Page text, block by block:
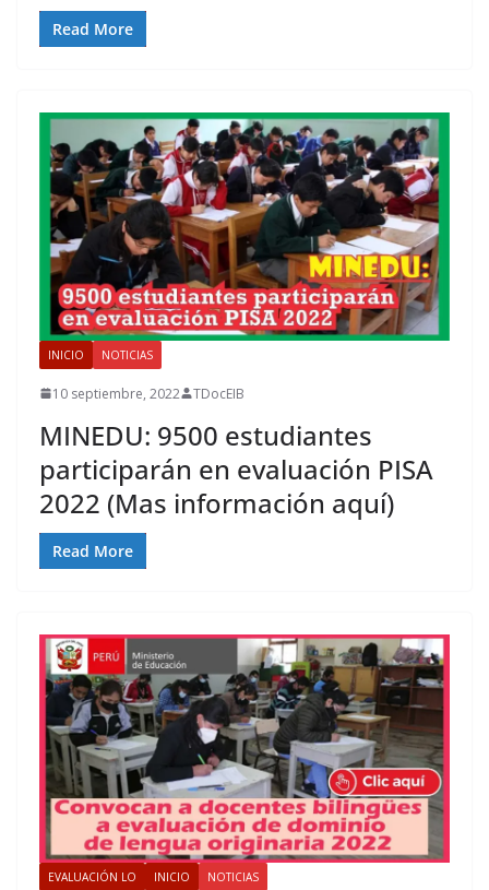
Read More
INICIO NOTICIAS
10 septiembre, 2022 TDocEIB
MINEDU: 9500 estudiantes
participarán en evaluación PISA
2022 (Mas información aquí)
Read More
EVALUACIÓN LO INICIO NOTICIAS